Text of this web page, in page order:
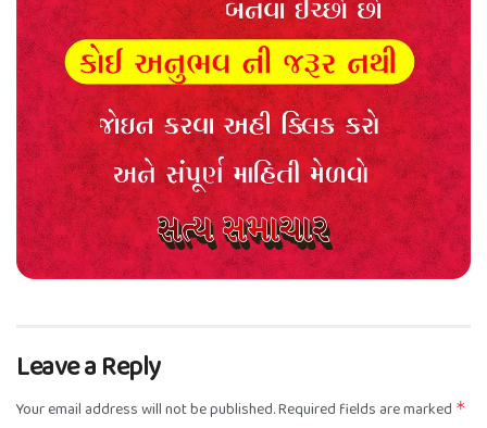
Leave a Reply
Your email address will not be published.Required fields are marked *